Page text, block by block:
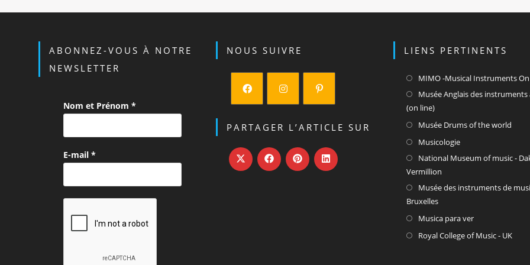
ABONNEZ-VOUS À NOTRE
NEWSLETTER
Nom et Prénom *
E-mail *
NOUS SUIVRE
dans
nouvel
onglet
dans
nouvel
onglet
dans
nouvel
onglet
PARTAGER L’ARTICLE SUR
LIENS PERTINENTS
MIMO -Musical Instruments
Musée Anglais des instruments
(on line)
Musée Drums of the world
un
onglet
MusicologieS’ouvre
dans
nouvel
National Museum of music -
Vermillion
Musée des instruments de
Bruxelles
Musica para verS’ouvre
dans
Royal College of Music - UK